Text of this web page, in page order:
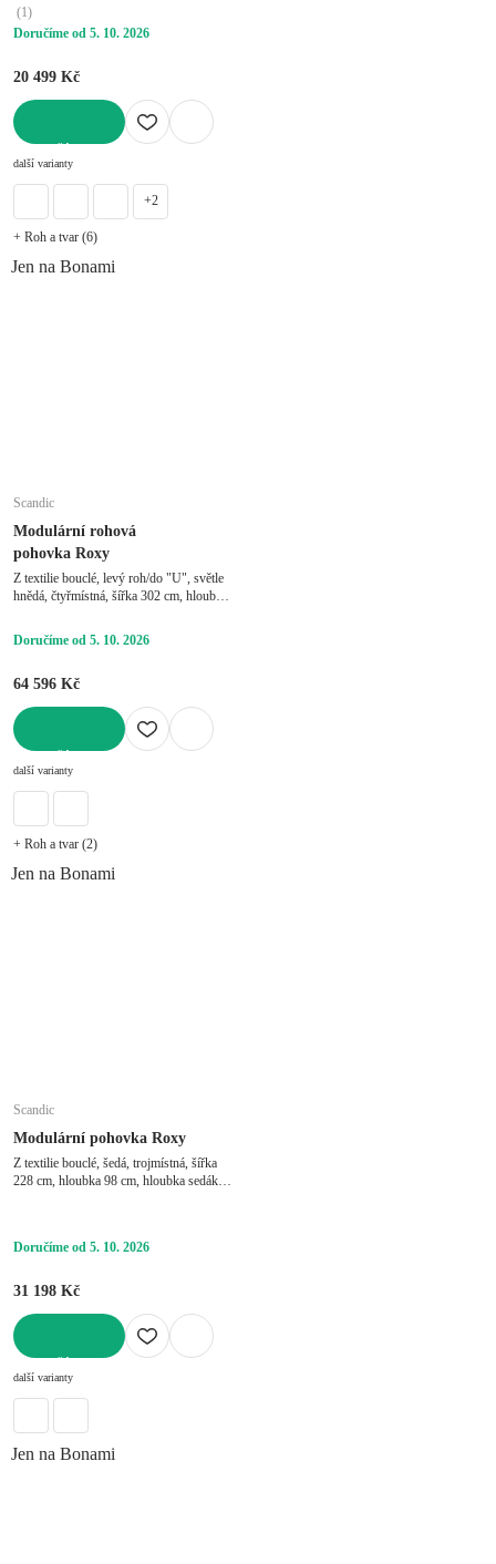
(1)
Doručíme od 5. 10. 2026
20 499 Kč
další varianty
+2
+ Roh a tvar (6)
Jen na Bonami
Scandic
Modulární rohová
pohovka Roxy
Z textilie bouclé, levý roh/do "U", světle
hnědá, čtyřmístná, šířka 302 cm, hloubka
Doručíme od 5. 10. 2026
64 596 Kč
další varianty
+ Roh a tvar (2)
Jen na Bonami
Scandic
Modulární pohovka Roxy
Z textilie bouclé, šedá, trojmístná, šířka
228 cm, hloubka 98 cm, hloubka sedáku
Doručíme od 5. 10. 2026
31 198 Kč
další varianty
Jen na Bonami